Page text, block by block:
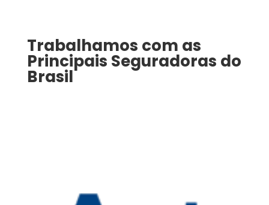
Trabalhamos com as
Principais Seguradoras do
Brasil